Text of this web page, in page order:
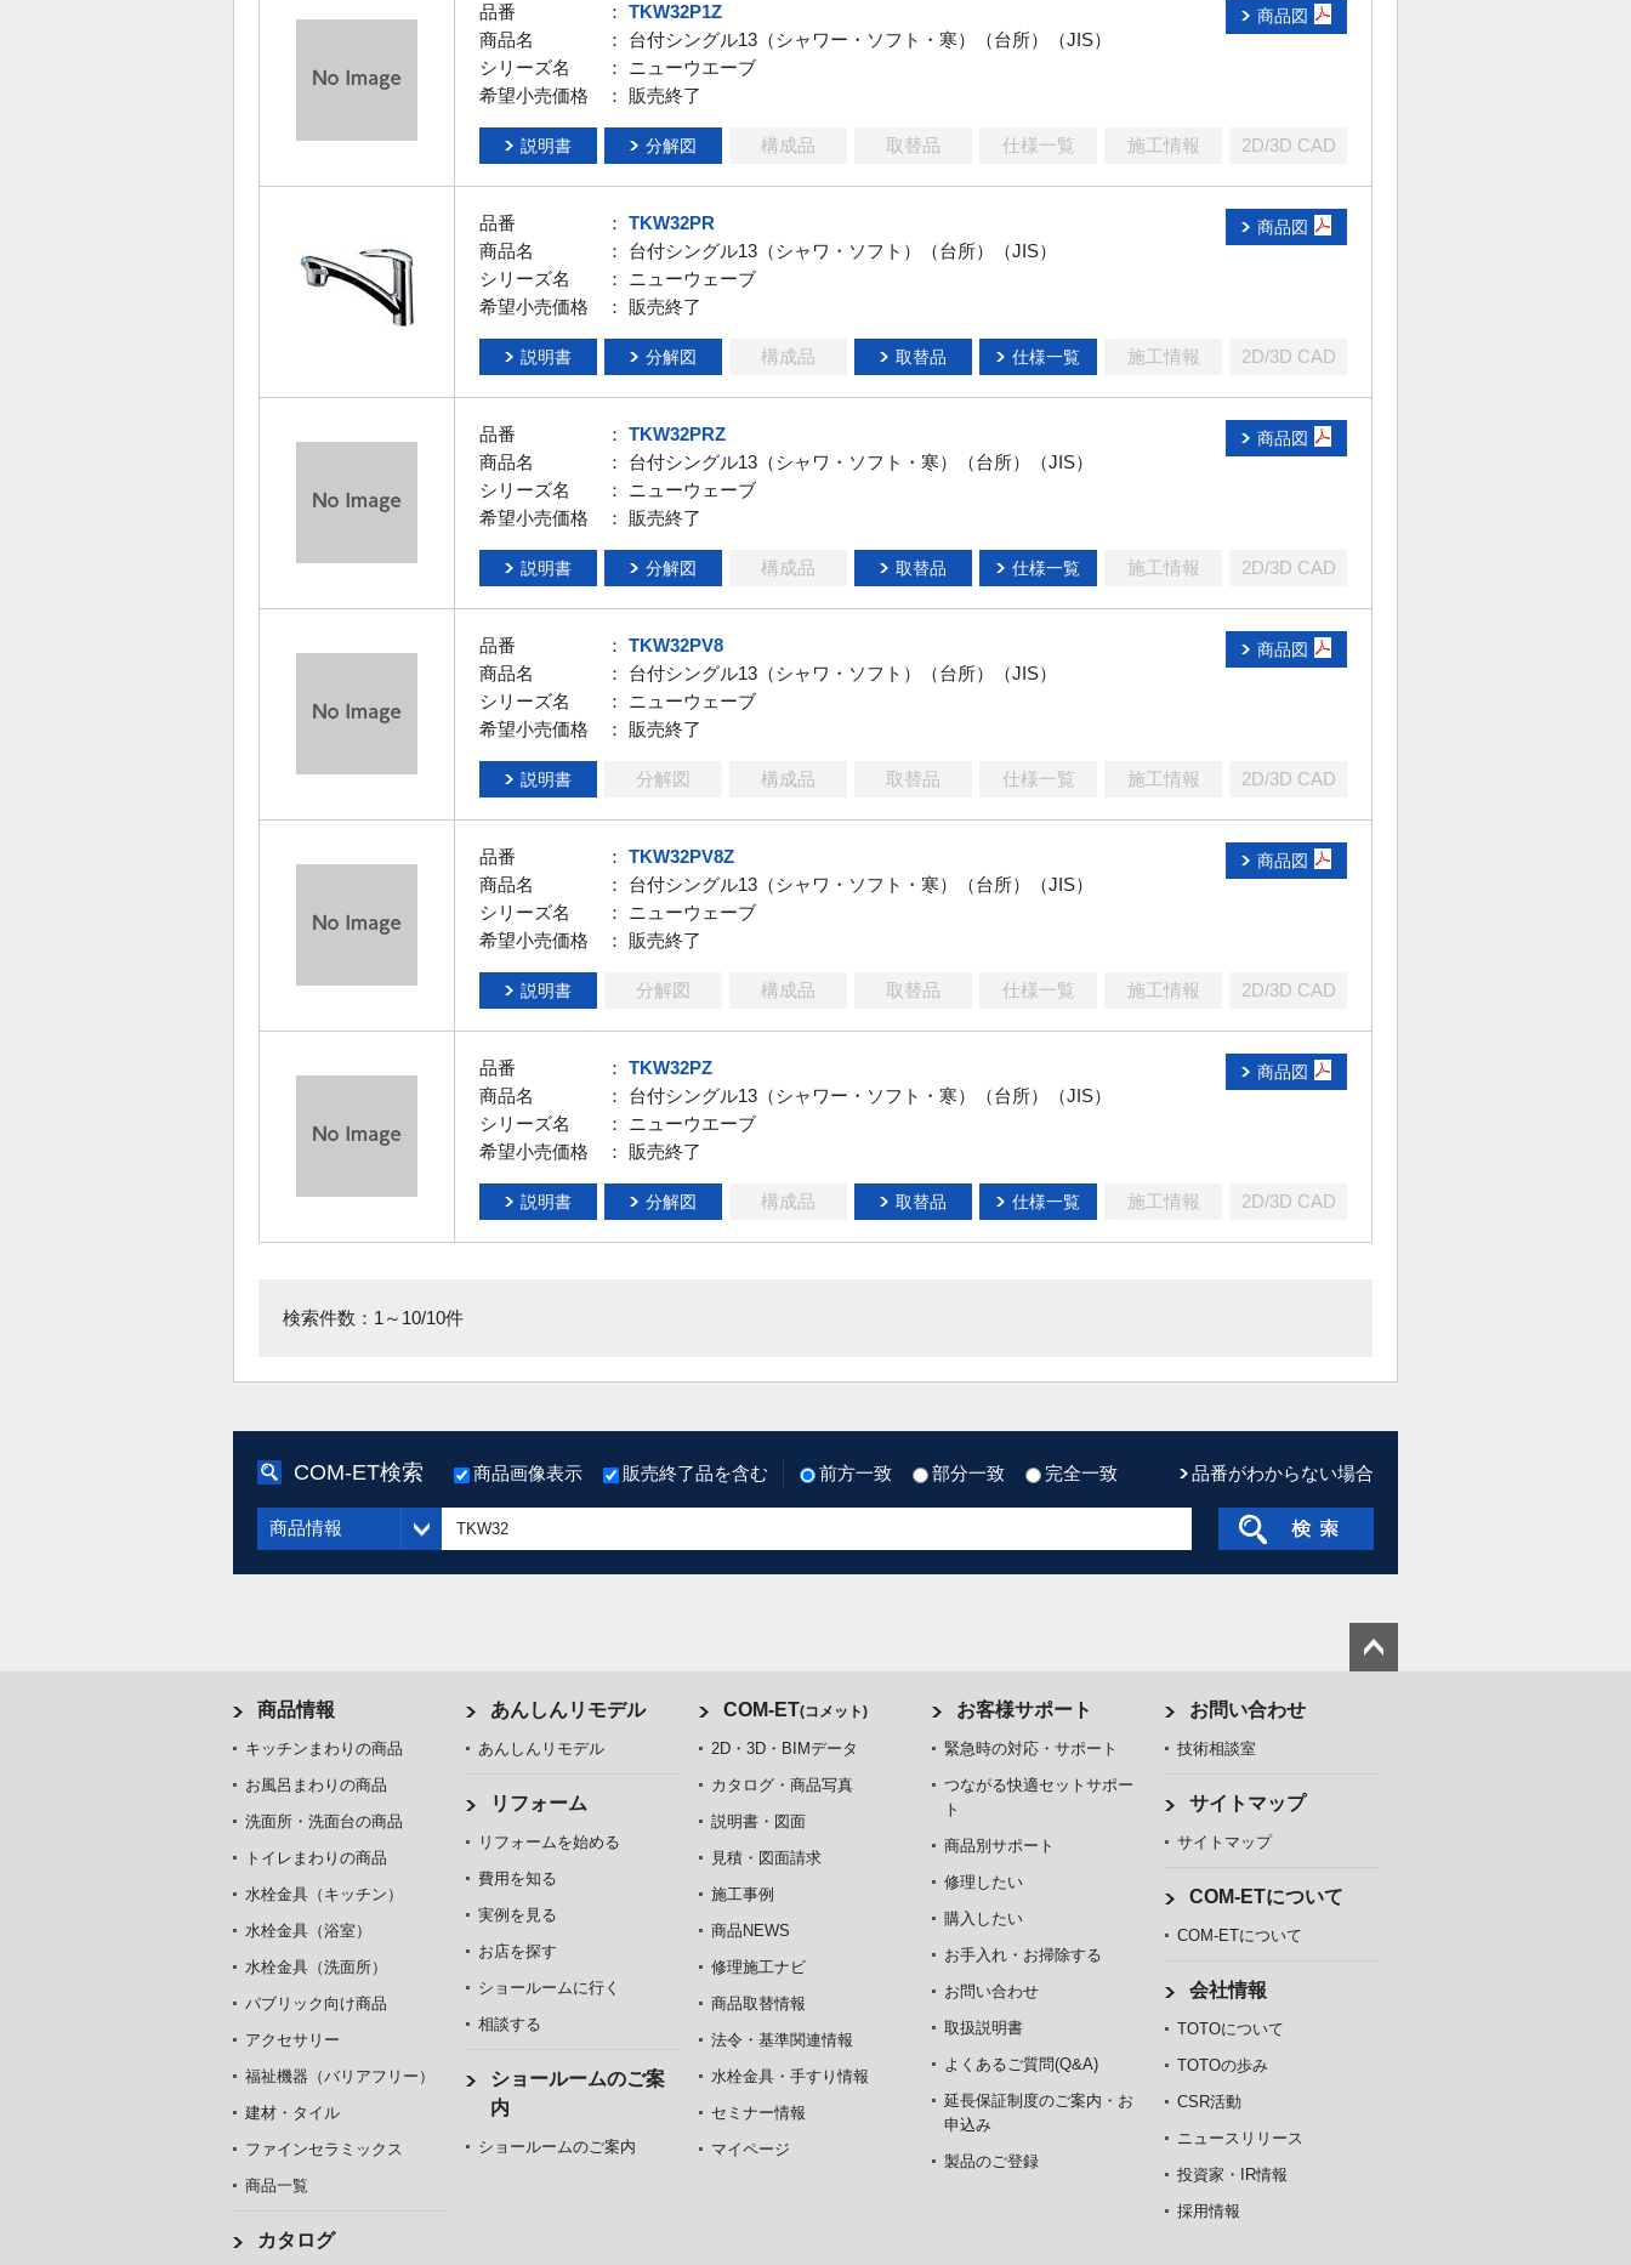
品番 ： TKW32P1Z
商品名
： 台付シングル13（シャワー・ソフト・寒）（台所）（JIS）
シリーズ名
： ニューウエーブ
希望小売価格
： 販売終了
商品図
説明書 分解図 構成品 取替品 仕様一覧 施工情報 2D/3D CAD
品番 ： TKW32PR
商品名
： 台付シングル13（シャワ・ソフト）（台所）（JIS）
シリーズ名
： ニューウェーブ
希望小売価格
： 販売終了
商品図
説明書 分解図 構成品 取替品 仕様一覧 施工情報 2D/3D CAD
品番 ： TKW32PRZ
商品名
： 台付シングル13（シャワ・ソフト・寒）（台所）（JIS）
シリーズ名
： ニューウェーブ
希望小売価格
： 販売終了
商品図
説明書 分解図 構成品 取替品 仕様一覧 施工情報 2D/3D CAD
品番 ： TKW32PV8
商品名
： 台付シングル13（シャワ・ソフト）（台所）（JIS）
シリーズ名
： ニューウェーブ
希望小売価格
： 販売終了
商品図
説明書 分解図 構成品 取替品 仕様一覧 施工情報 2D/3D CAD
品番 ： TKW32PV8Z
商品名
： 台付シングル13（シャワ・ソフト・寒）（台所）（JIS）
シリーズ名
： ニューウェーブ
希望小売価格
： 販売終了
商品図
説明書 分解図 構成品 取替品 仕様一覧 施工情報 2D/3D CAD
品番 ： TKW32PZ
商品名
： 台付シングル13（シャワー・ソフト・寒）（台所）（JIS）
シリーズ名
： ニューウエーブ
希望小売価格
： 販売終了
商品図
説明書 分解図 構成品 取替品 仕様一覧 施工情報 2D/3D CAD
検索件数：1～10/10件
COM-ET検索 商品画像表示 販売終了品を含む 前方一致 部分一致 完全一致 品番がわからない場合
商品情報
商品情報
キッチンまわりの商品
お風呂まわりの商品
洗面所・洗面台の商品
トイレまわりの商品
水栓金具（キッチン）
水栓金具（浴室）
水栓金具（洗面所）
パブリック向け商品
アクセサリー
福祉機器（バリアフリー）
建材・タイル
ファインセラミックス
商品一覧
カタログ
あんしんリモデル
あんしんリモデル
リフォーム
リフォームを始める
費用を知る
実例を見る
お店を探す
ショールームに行く
相談する
ショールームのご案
内
ショールームのご案内
COM-ET(コメット)
2D・3D・BIMデータ
カタログ・商品写真
説明書・図面
見積・図面請求
施工事例
商品NEWS
修理施工ナビ
商品取替情報
法令・基準関連情報
水栓金具・手すり情報
セミナー情報
マイページ
お客様サポート
緊急時の対応・サポート
つながる快適セットサポー
ト
商品別サポート
修理したい
購入したい
お手入れ・お掃除する
お問い合わせ
取扱説明書
よくあるご質問(Q&A)
延長保証制度のご案内・お
申込み
製品のご登録
お問い合わせ
技術相談室
サイトマップ
サイトマップ
COM-ETについて
COM-ETについて
会社情報
TOTOについて
TOTOの歩み
CSR活動
ニュースリリース
投資家・IR情報
採用情報